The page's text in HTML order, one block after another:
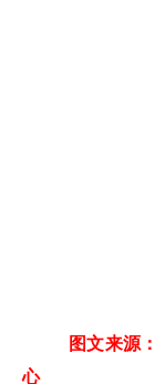
图文来源
心